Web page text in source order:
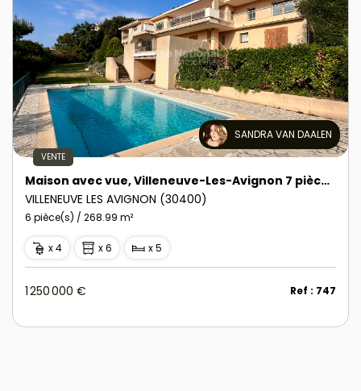
SANDRA VAN DAALEN
VENTE
Maison avec vue, Villeneuve-Les-Avignon 7 pièce(s) 268.99 m2 sur terrain de1369 m2 avec piscine et double garage
VILLENEUVE LES AVIGNON (30400)
6 pièce(s) / 268.99 m²
x 4 x 6 x 5
1 250 000 € Ref : 747